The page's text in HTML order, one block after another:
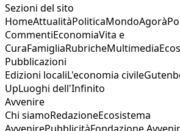
Sezioni del sito
HomeAttualitàPoliticaMondoAgorà
CommentiEconomiaVita e
CuraFamigliaRubricheMultimedia
Pubblicazioni
Edizioni localiL'economia civile
UpLuoghi dell'Infinito
Avvenire
Chi siamoRedazioneEcosistema